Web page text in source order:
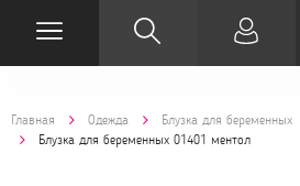
Главная Одежда
Блузка для беременных
Блузка для беременных 01401 ментол